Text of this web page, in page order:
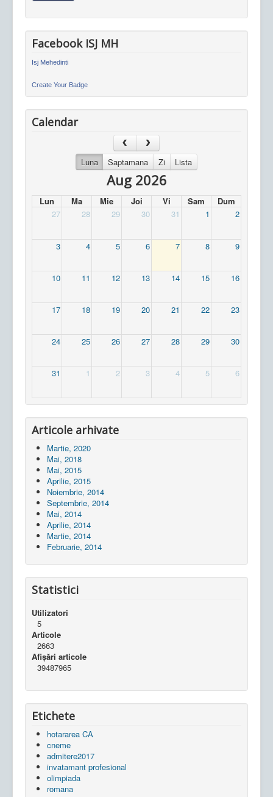
Facebook ISJ MH
Isj Mehedinti
Create Your Badge
Calendar
Luna Saptamana Zi Lista
Aug 2026
Lun Ma Mie Joi Vi Sam
Dum
27
28 29 30 31 1 2
3 4 5 6 7 8 9
10 11 12 13 14 15 16
17 18 19 20 21 22 23
24 25 26 27 28 29 30
31 1 2 3 4 5 6
Articole arhivate
Martie, 2020
Mai, 2018
Mai, 2015
Aprilie, 2015
Noiembrie, 2014
Septembrie, 2014
Mai, 2014
Aprilie, 2014
Martie, 2014
Februarie, 2014
Statistici
Utilizatori
5
Articole
2663
Afișări articole
39487965
Etichete
hotararea CA
cneme
admitere2017
invatamant profesional
olimpiada
romana